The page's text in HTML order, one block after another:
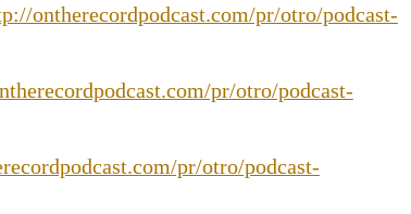
ontherecordpodcast.com/pr/otro/podcast-
pr/otro/podcast-
pr/otro/podcast-